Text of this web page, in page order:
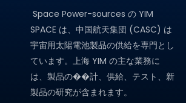
Space Power-sources の YIM
SPACE は、中国航天集団 (CASC) は
宇宙用太陽電池製品の供給を専門とし
ています。上海 YIM の主な業務に
は、製品の��計、供給、テスト、新
製品の研究が含まれます。